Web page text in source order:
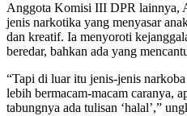
Anggota Komisi III DPR lainnya,
jenis narkotika yang menyasar
dan kreatif. Ia menyoroti
beredar, bahkan ada yang
“Tapi di luar itu jenis-jenis
lebih bermacam-macam caranya,
tabungnya ada tulisan ‘halal’,”